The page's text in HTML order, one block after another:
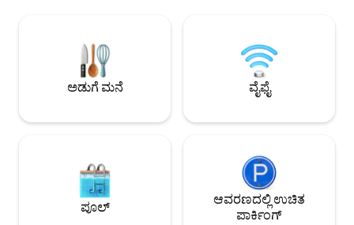
ಬಾತ್‌ರೂಮ್ ಇದೆ. ಮೇಲಿನ ಮಹಡಿಯಲ್ಲಿ, ಲಿವಿಂಗ್
ರೂಮ್‌ಗೆ ತೆರೆಯುವ ಒಂದು ಮಲಗುವ ಕೋಣೆಯನ್ನು
ನೀವು ಕಾಣುತ್ತೀರಿ. ಎಲ್ಲವೂ ಉತ್ಕೃಷ್ಟತೆಯ
ಅಪಾರ್ಟ್‌ಮೆಂಟ್‌ಗೆ ಕಾರಣವಾಗುತ್ತದೆ, ಗಂಭೀರ
ಎಲ್ಲಾ ಸೌಲಭ್ಯಗಳೊಂದಿಗೆ. ಅಪಾರ್ಟ್‌ಮೆಂಟ್‌ನ ಎಲ್ಲಾ
ಪ್ರಿನ್ಸಿಪೆ ರಿಯಲ್ ನೆರೆಹೊರೆಯಲ್ಲಿದೆ, ಇದು ಲಿಸ್ಬನ್‌ನ
ಏಳು ಬೆಟ್ಟಗಳಲ್ಲಿ ಒಂದರ ಮೇಲ್ಭಾಗದಲ್ಲಿದೆ,
ಸುಂದರವಾದ ನಗರ ವೀಕ್ಷಣೆಗಳೊಂದಿಗೆ. ಇದು
ಅರಮನೆಯ ಕಟ್ಟಡಗಳು, ಉದ್ಯಾನಗಳು, ಕ್ರಿಯಾತ್ಮಕ
ಲಿಸ್ಬನ್‌ನ ಅತ್ಯಂತ
ನೀಡಬಹುದು ಅಥವಾ
ನದಿಯನ್ನು (ಟೆಜೊ)
ಅಡುಗೆ ಮನೆ ವೈಫೈ
ಪೂಲ್
ಆವರಣದಲ್ಲಿ ಉಚಿತ
ಪಾರ್ಕಿಂಗ್